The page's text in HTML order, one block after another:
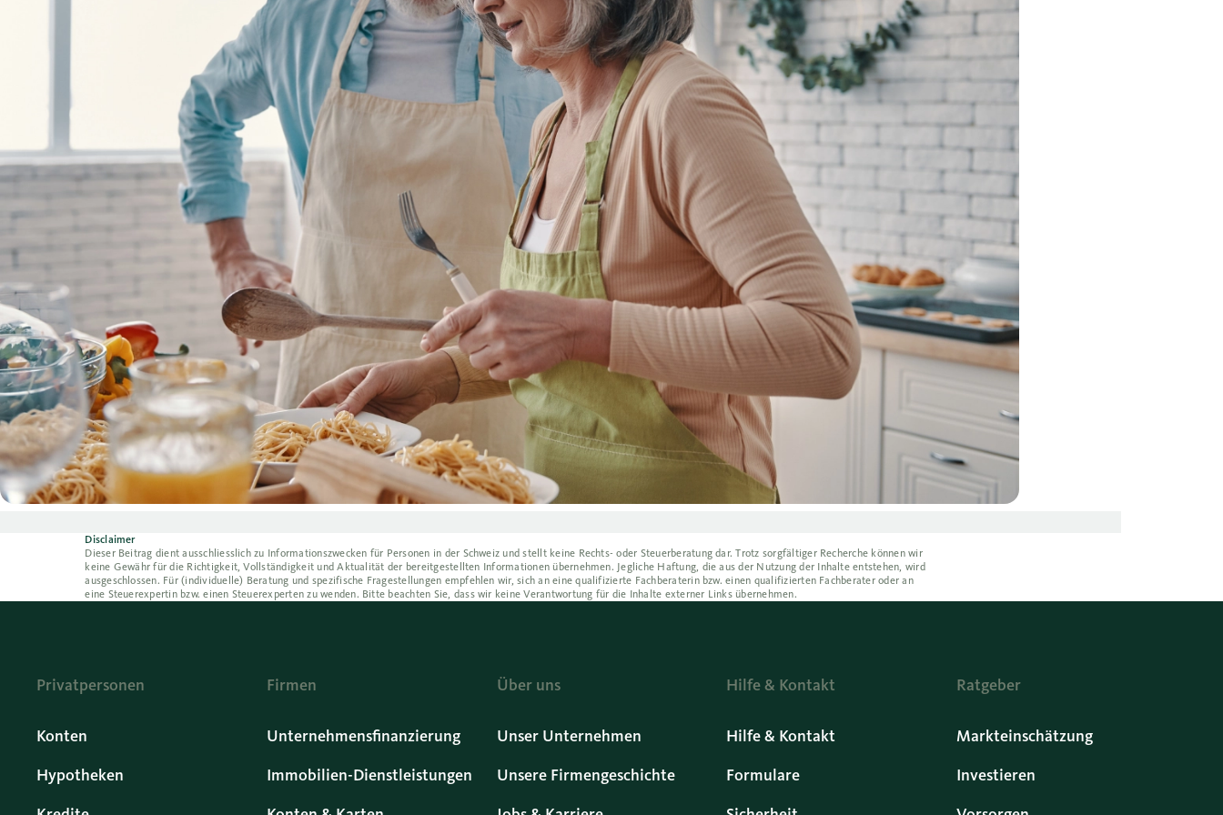
Disclaimer
Dieser Beitrag dient ausschliesslich zu Informationszwecken für Personen in der Schweiz und stellt keine Rechts- oder Steuerberatung dar. Trotz sorgfältiger Recherche können wir
keine Gewähr für die Richtigkeit, Vollständigkeit und Aktualität der bereitgestellten Informationen übernehmen. Jegliche Haftung, die aus der Nutzung der Inhalte entstehen, wird
ausgeschlossen. Für (individuelle) Beratung und spezifische Fragestellungen empfehlen wir, sich an eine qualifizierte Fachberaterin bzw. einen qualifizierten Fachberater oder an
eine Steuerexpertin bzw. einen Steuerexperten zu wenden. Bitte beachten Sie, dass wir keine Verantwortung für die Inhalte externer Links übernehmen.
Privatpersonen
Konten
Hypotheken
Firmen
Unternehmensfinanzierung
Immobilien-Dienstleistungen
Über uns
Unser Unternehmen
Unsere Firmengeschichte
Hilfe & Kontakt
Hilfe & Kontakt
Formulare
Ratgeber
Markteinschätzung
Investieren